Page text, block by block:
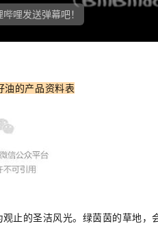
油的产品资料表
止的圣洁风光。绿茵茵的草地，